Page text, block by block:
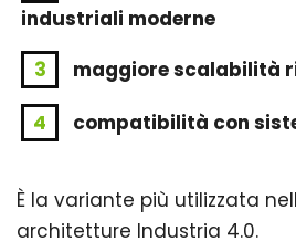
industriali moderne
maggiore scalabilità
compatibilità con
È la variante più utilizzata
architetture Industria 4.0.